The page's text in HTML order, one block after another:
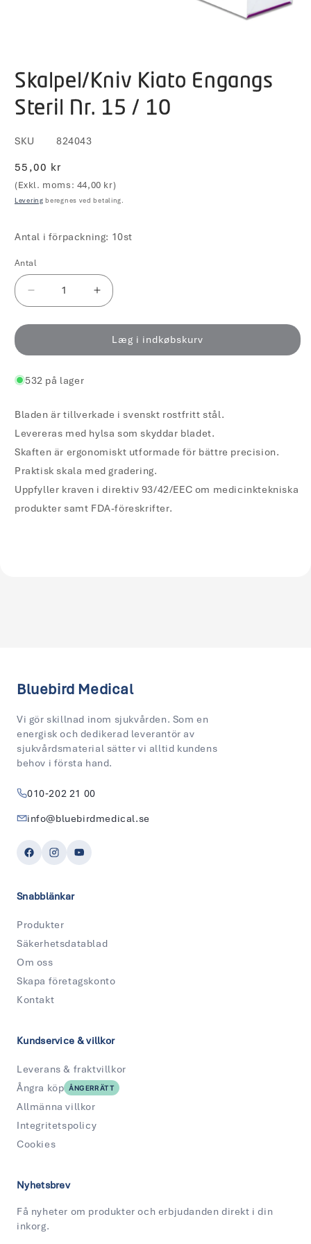
1
modus
Skalpel/Kniv Kiato Engangs
Steril Nr. 15 / 10
SKU 824043
Normalpris
55,00 kr
(Exkl. moms: 44,00 kr)
Levering beregnes ved betaling.
Antal i förpackning: 10st
Antal
Reducer
antallet
for
Kiato
Steril
15
Øg
antallet
for
Skalpel/Kniv
Kiato
15
10
Læg i indkøbskurv
532 på lager
Bladen är tillverkade i svenskt rostfritt stål.
Levereras med hylsa som skyddar bladet.
Skaften är ergonomiskt utformade för bättre precision.
Praktisk skala med gradering.
Uppfyller kraven i direktiv 93/42/EEC om medicinktekniska
produkter samt FDA-föreskrifter.
Bluebird Medical
Vi gör skillnad inom sjukvården. Som en
energisk och dedikerad leverantör av
sjukvårdsmaterial sätter vi alltid kundens
behov i första hand.
010‑202 21 00
info@bluebirdmedical.se
Snabblänkar
Produkter
Säkerhetsdatablad
Om oss
Skapa företagskonto
Kontakt
Kundservice & villkor
Leverans & fraktvillkor
Ångra köp ÅNGERRÄTT
Allmänna villkor
Integritetspolicy
Cookies
Nyhetsbrev
Få nyheter om produkter och erbjudanden direkt i din
inkorg.